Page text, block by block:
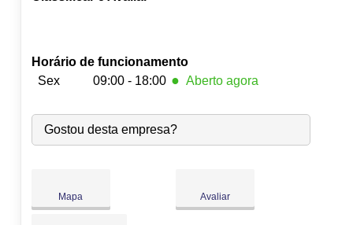
Horário de funcionamento
Sex
09:00 - 18:00 ● Aberto agora
Seg: 09:00-18:00
Ter:
09:00-18:00
Qua:
09:00-18:00
Sáb:
Fechado
Gostou desta empresa?
Mapa Avaliar